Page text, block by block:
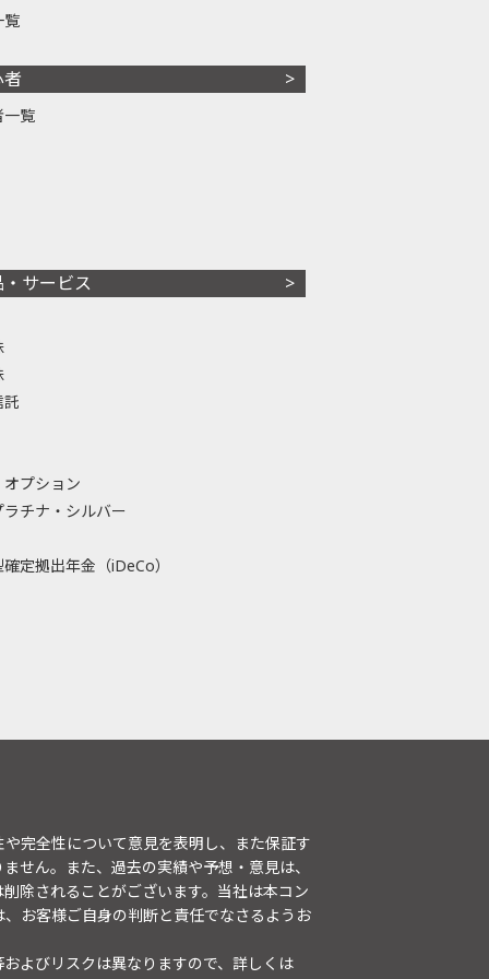
覧
一覧
サービス
託
プション
ラチナ・シルバー
定拠出年金（iDeCo）
完全性について意見を表明し、また保証す
せん。また、過去の実績や予想・意見は、
除されることがございます。当社は本コン
お客様ご自身の判断と責任でなさるようお
よびリスクは異なりますので、詳しくは